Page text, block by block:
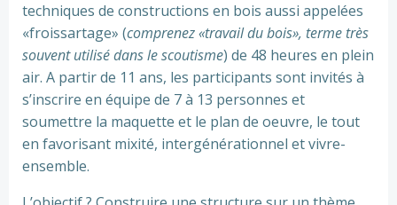
techniques de constructions en bois aussi appelées
«froissartage» (comprenez «travail du bois», terme très
souvent utilisé dans le scoutisme) de 48 heures en plein
air. A partir de 11 ans, les participants sont invités à
s’inscrire en équipe de 7 à 13 personnes et
soumettre la maquette et le plan de oeuvre, le tout
en favorisant mixité, intergénérationnel et vivre-
ensemble.